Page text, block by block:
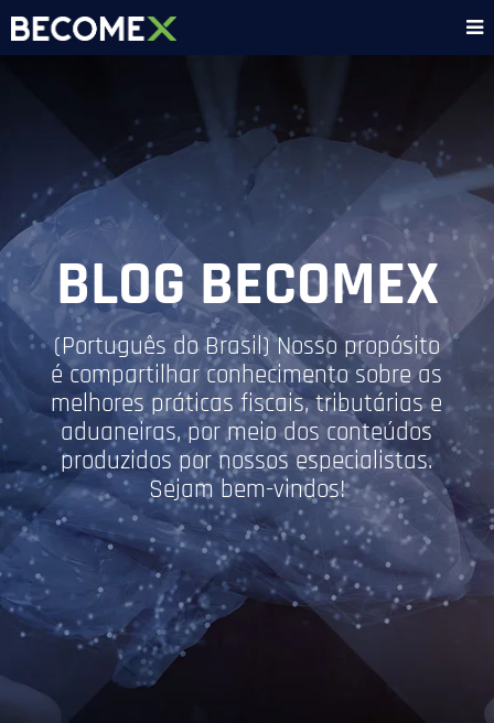
BLOG BECOMEX
(Português do Brasil) Nosso propósito
é compartilhar conhecimento sobre as
melhores práticas fiscais, tributárias e
aduaneiras, por meio dos conteúdos
produzidos por nossos especialistas.
Sejam bem-vindos!